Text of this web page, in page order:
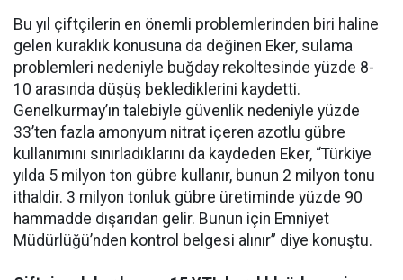
Bu yıl çiftçilerin en önemli problemlerinden biri haline
gelen kuraklık konusuna da değinen Eker, sulama
problemleri nedeniyle buğday rekoltesinde yüzde 8-
10 arasında düşüş beklediklerini kaydetti.
Genelkurmay’ın talebiyle güvenlik nedeniyle yüzde
33’ten fazla amonyum nitrat içeren azotlu gübre
kullanımını sınırladıklarını da kaydeden Eker, “Türkiye
yılda 5 milyon ton gübre kullanır, bunun 2 milyon tonu
ithaldir. 3 milyon tonluk gübre üretiminde yüzde 90
hammadde dışarıdan gelir. Bunun için Emniyet
Müdürlüğü’nden kontrol belgesi alınır” diye konuştu.